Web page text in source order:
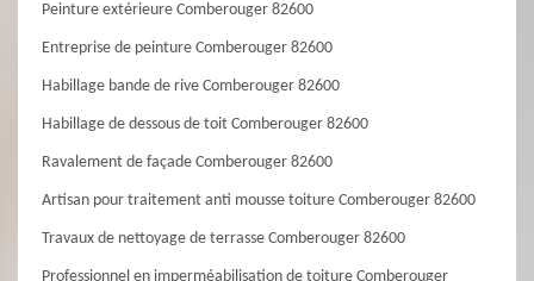
Peinture extérieure Comberouger 82600
Entreprise de peinture Comberouger 82600
Habillage bande de rive Comberouger 82600
Habillage de dessous de toit Comberouger 82600
Ravalement de façade Comberouger 82600
Artisan pour traitement anti mousse toiture Comberouger 82600
Travaux de nettoyage de terrasse Comberouger 82600
Professionnel en imperméabilisation de toiture Comberouger